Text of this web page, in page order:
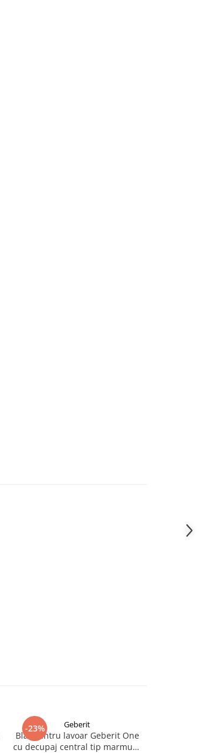
-23% Geberit
Blat pentru lavoar Geberit One
cu decupaj central tip marmura